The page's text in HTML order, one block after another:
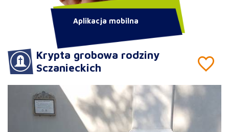
Krypta grobowa rodziny
Sczanieckich
Aplikacja mobilna